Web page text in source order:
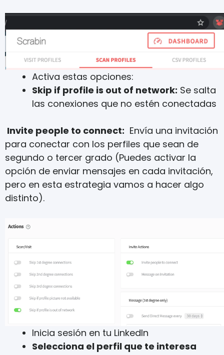
Activa estas opciones:
Skip if profile is out of network: Se salta
las conexiones que no estén conectadas
Invite people to connect: Envía una invitación
para conectar con los perfiles que sean de
segundo o tercer grado (Puedes activar la
opción de enviar mensajes en cada invitación,
pero en esta estrategia vamos a hacer algo
distinto).
Inicia sesión en tu LinkedIn
Selecciona el perfil que te interesa